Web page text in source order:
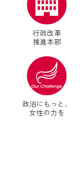
行政改革
推進本部
政治にもっと、
女性の力を
別ウィンドウリンク